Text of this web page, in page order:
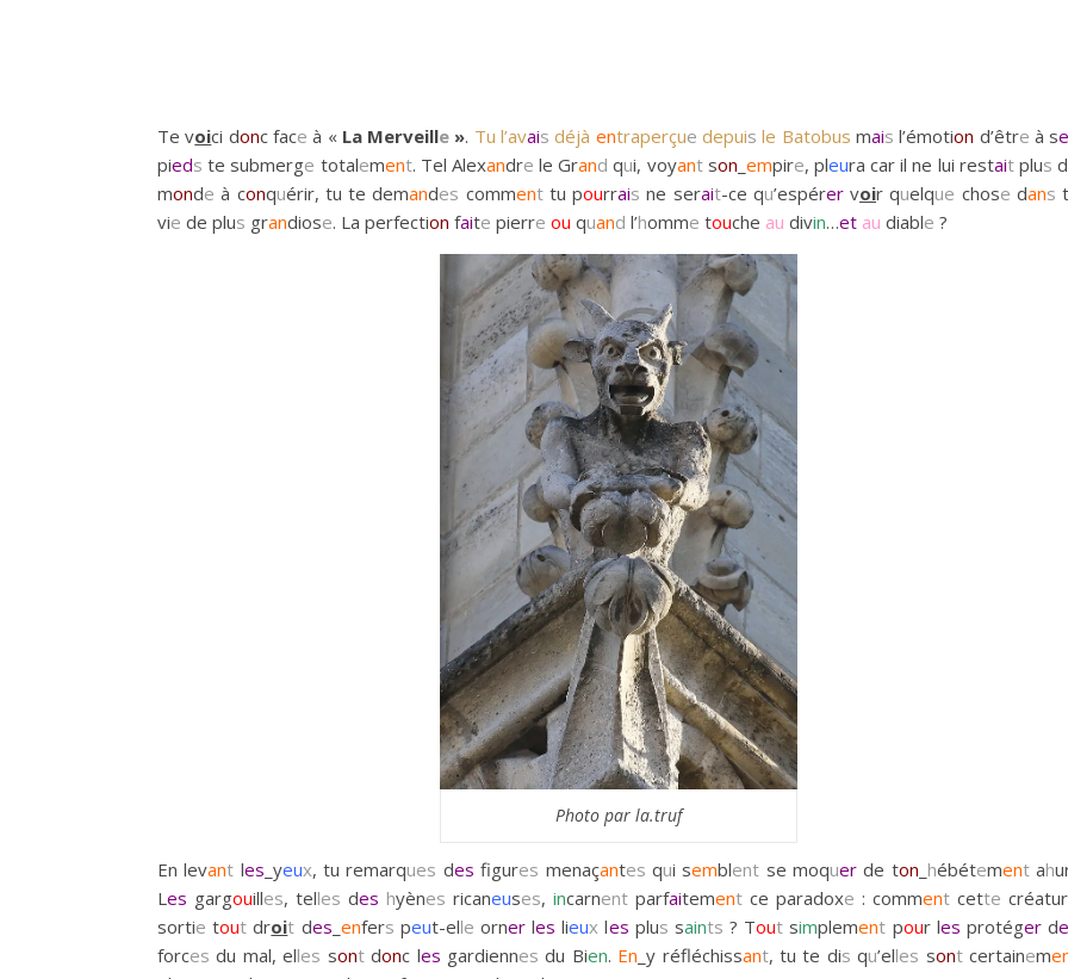
Te voici donc face à « La Merveille ». Tu l’avais déjà entraperçue depuis le Batobus mais l’émotion d’être à s
pieds te submerge totalement. Tel Alexandre le Grand qui, voyantson empire, pleura car il ne lui restaitplus
monde à conquérir, tu te demandes commenttu pourrais ne serait-ce qu’espérervoir quelque chose dans
vie de plus grandiose. La perfection faite pierre ou quand l’homme touche au divin…et au diable ?
Photo par la.truf
En levant les _yeux, tu remarques des figures menaçantes qui semblent se moquerde ton hébétementah
Les gargouilles, telles des hyènes ricaneuses, incarnent parfaitement ce paradoxe : comment cette créatur
sortie tout droit des enfers peut-elle ornerles lieux les plus saints ? Tout simplement pour les protégerd
forces du mal, elles sontdonc les gardiennes du Bien. En _y réfléchissant, tu te dis qu’elles sontcertainem